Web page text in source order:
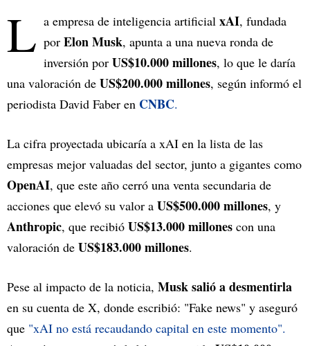
L a empresa de inteligencia artificial xAI, fundada
por Elon Musk, apunta a una nueva ronda de
inversión por US$10.000 millones, lo que le daría
una valoración de US$200.000 millones, según informó el
periodista David Faber en CNBC.
La cifra proyectada ubicaría a xAI en la lista de las
empresas mejor valuadas del sector, junto a gigantes como
OpenAI, que este año cerró una venta secundaria de
acciones que elevó su valor a US$500.000 millones, y
Anthropic, que recibió US$13.000 millones con una
valoración de US$183.000 millones.
Pese al impacto de la noticia, Musk salió a desmentirla
en su cuenta de X, donde escribió: "Fake news" y aseguró
que "xAI no está recaudando capital en este momento".